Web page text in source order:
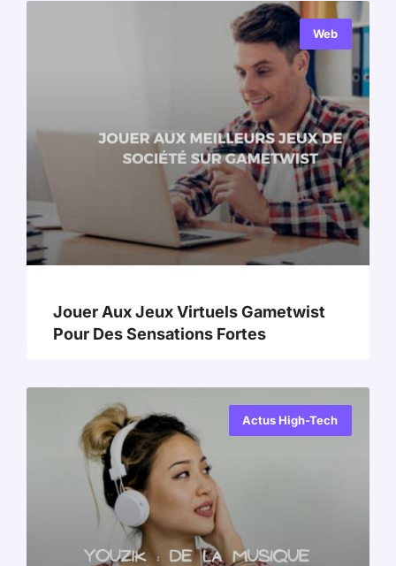
Web
Jouer Aux Jeux Virtuels Gametwist
Pour Des Sensations Fortes
Actus High-Tech